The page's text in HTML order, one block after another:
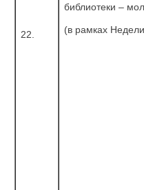
22.
библиотеки –
(в рамках